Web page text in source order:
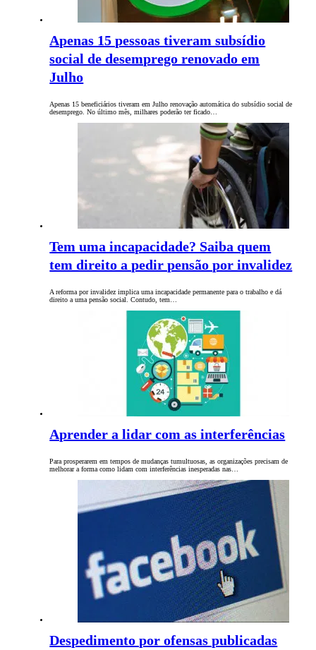
Apenas 15 pessoas tiveram subsídio
social de desemprego renovado em
Julho
Apenas 15 beneficiários tiveram em Julho renovação automática do subsídio social de
desemprego. No último mês, milhares poderão ter ficado…
Tem uma incapacidade? Saiba quem
tem direito a pedir pensão por invalidez
A reforma por invalidez implica uma incapacidade permanente para o trabalho e dá
direito a uma pensão social. Contudo, tem…
Aprender a lidar com as interferências
Para prosperarem em tempos de mudanças tumultuosas, as organizações precisam de
melhorar a forma como lidam com interferências inesperadas nas…
Despedimento por ofensas publicadas